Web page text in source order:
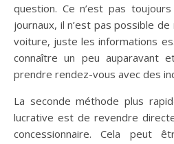
question. Ce n’est pas
journaux, il n’est pas possible
voiture, juste les informations
connaître un peu auparavant
prendre rendez-vous avec des
La seconde méthode plus
lucrative est de revendre
concessionnaire. Cela peut